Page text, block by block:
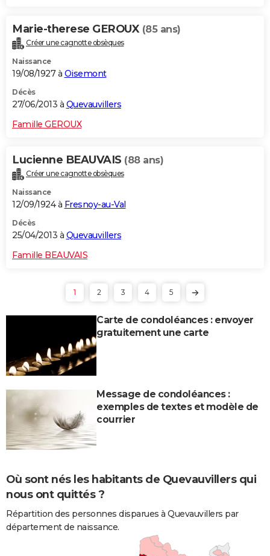
Marie-therese GEROUX (85 ans)
Créer une cagnotte obsèques
Naissance
19/08/1927 à Oisemont
Décès
27/06/2013 à Quevauvillers
Famille GEROUX
Lucienne BEAUVAIS (88 ans)
Créer une cagnotte obsèques
Naissance
12/09/1924 à Fresnoy-au-Val
Décès
25/04/2013 à Quevauvillers
Famille BEAUVAIS
1 2 3 4 5
Carte de condoléances : envoyer
gratuitement une carte
Message de condoléances :
exemples de textes et modèle de
courrier
Où sont nés les habitants de Quevauvillers qui
nous ont quittés ?
Répartition des personnes disparues à Quevauvillers par
département de naissance.